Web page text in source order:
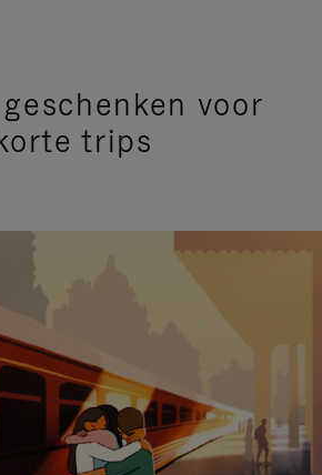
voor
trips